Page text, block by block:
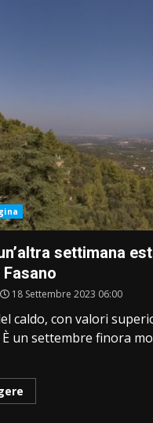
settimana
18 Settembre 2023 06:00
caldo, con valori
È un settembre finora